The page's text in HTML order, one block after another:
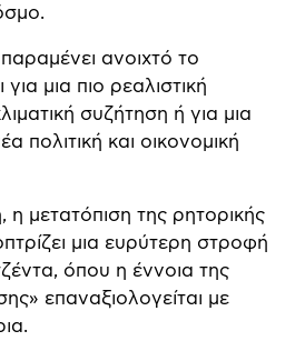
ανοιχτό το
μια πιο ρεαλιστική
συζήτηση ή για μια
πολιτική και οικονομική
μετατόπιση της ρητορικής
μια ευρύτερη στροφή
όπου η έννοια της
επαναξιολογείται με